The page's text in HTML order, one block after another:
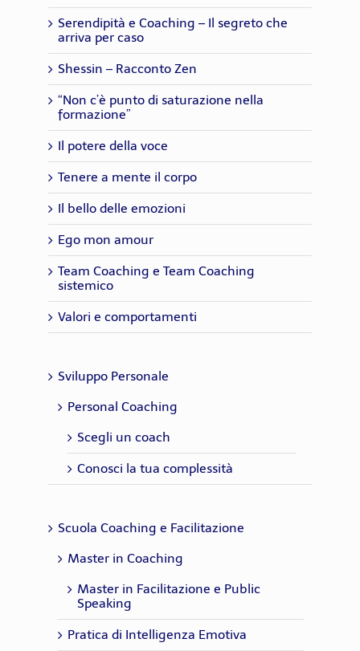
Serendipità e Coaching – Il segreto che
arriva per caso
Shessin – Racconto Zen
“Non c’è punto di saturazione nella
formazione”
Il potere della voce
Tenere a mente il corpo
Il bello delle emozioni
Ego mon amour
Team Coaching e Team Coaching
sistemico
Valori e comportamenti
Sviluppo Personale
Personal Coaching
Scegli un coach
Conosci la tua complessità
Scuola Coaching e Facilitazione
Master in Coaching
Master in Facilitazione e Public
Speaking
Pratica di Intelligenza Emotiva